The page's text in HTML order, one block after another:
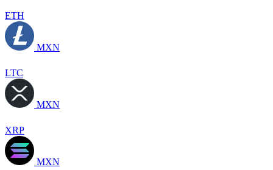
ETH
MXN
LTC
MXN
XRP
MXN